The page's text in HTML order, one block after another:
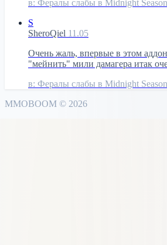
в: Фералы слабы в Midnight
S
SheroQiel 11.05
Очень жаль, впервые в этом
"мейнить" мили дамагера итак
в: Фералы слабы в Midnight
MMOBOOM © 2026